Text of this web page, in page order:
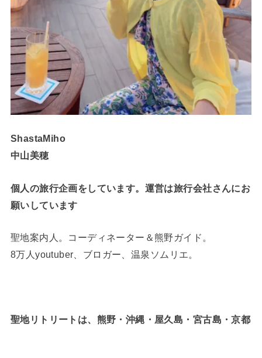
ShastaMiho
中山美穂
個人の旅行企画をしています。運営は旅行会社さんにお
願いしています
聖地案内人。コーディネーター＆熊野ガイド。
8万人youtuber、ブロガー、温泉ソムリエ。
聖地リトリートは、熊野・沖縄・屋久島・宮古島・京都